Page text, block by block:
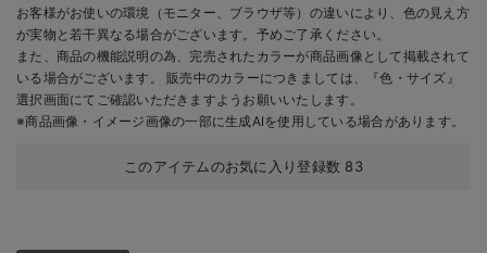
お客様がお使いの環境（モニター、ブラウザ等）の違いにより、色の見え方
が実物と若干異なる場合がございます。予めご了承ください。
また、商品の機能説明の為、完売されたカラーが商品画像として掲載されて
いる場合がございます。 販売中のカラーにつきましては、『色・サイズ』
選択画面にてご確認いただきますようお願いいたします。
※商品画像・イメージ画像の一部に生成AIを使用している場合があります。
このアイテムのお気に入り登録数 83